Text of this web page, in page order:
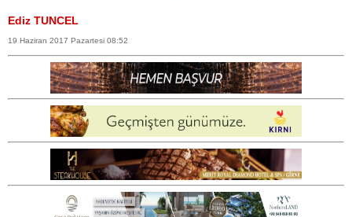
Ediz TUNCEL
19 Haziran 2017 Pazartesi 08:52